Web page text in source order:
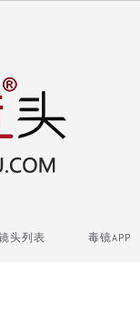
头列表 毒镜APP